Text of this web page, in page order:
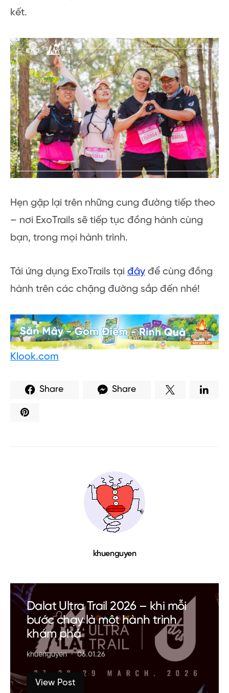
kết.
Hẹn gặp lại trên những cung đường tiếp theo
– nơi ExoTrails sẽ tiếp tục đồng hành cùng
bạn, trong mọi hành trình.
Tải ứng dụng ExoTrails tại đây để cùng đồng
hành trên các chặng đường sắp đến nhé!
Klook.com
Share Share
khuenguyen
Dalat Ultra Trail 2026 – khi mỗi
bước chạy là một hành trình
khám phá
khuenguyen 06.01.26
View Post